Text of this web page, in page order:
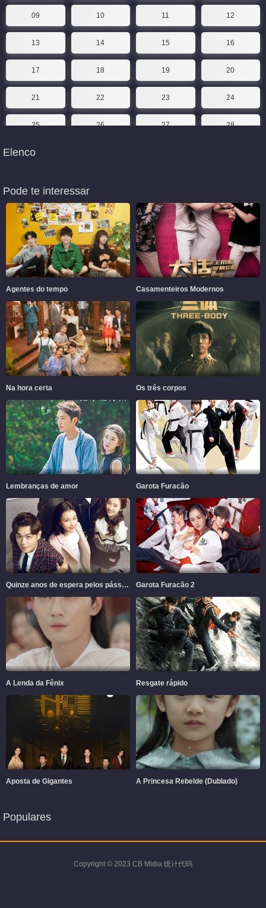
09 10 11 12
13 14 15 16
17 18 19 20
21 22 23 24
25 26 27 28
29
37 38 39 40
Elenco
Pode te interessar
Agentes do tempo Casamenteiros Modernos
Na hora certa Os três corpos
Lembranças de amor Garota Furacão
Quinze anos de espera pelos pássaros migratórios Garota Furacão 2
A Lenda da Fênix Resgate rápido
Aposta de Gigantes A Princesa Rebelde (Dublado)
Populares
Copyright © 2023 CB Midia 统计代码